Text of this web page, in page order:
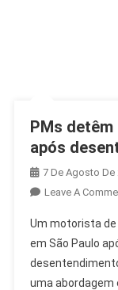
PMs
após
7 De Agosto De
Leave A
Um motorista
em São Paulo
uma abordagem